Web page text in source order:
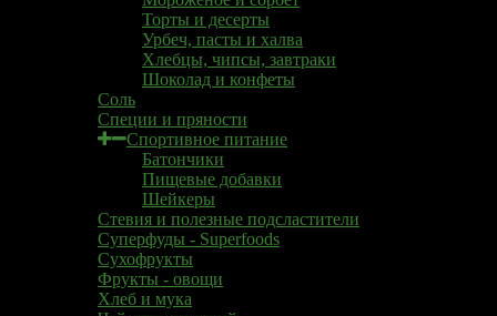
Торты и десерты
Урбеч, пасты и халва
Хлебцы, чипсы, завтраки
Шоколад и конфеты
Соль
Специи и пряности
Спортивное питание
Батончики
Пищевые добавки
Шейкеры
Стевия и полезные подсластители
Суперфуды - Superfoods
Сухофрукты
Фрукты - овощи
Хлеб и мука